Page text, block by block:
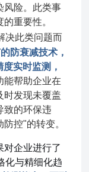
风险。此类事
重要性。
决此类问题而
防衰减技术，
实时监测，
能帮助企业在
时发现未覆盖
致的环保违
控"的转变。
对企业进行了
化与精细化趋